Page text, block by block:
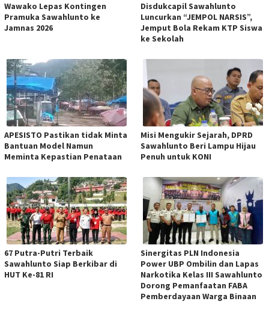
Wawako Lepas Kontingen
Pramuka Sawahlunto ke
Jamnas 2026
Disdukcapil Sawahlunto
Luncurkan “JEMPOL NARSIS”,
Jemput Bola Rekam KTP Siswa
ke Sekolah
APESISTO Pastikan tidak Minta
Bantuan Model Namun
Meminta Kepastian Penataan
Misi Mengukir Sejarah, DPRD
Sawahlunto Beri Lampu Hijau
Penuh untuk KONI
67 Putra-Putri Terbaik
Sawahlunto Siap Berkibar di
HUT Ke-81 RI
Sinergitas PLN Indonesia
Power UBP Ombilin dan Lapas
Narkotika Kelas III Sawahlunto
Dorong Pemanfaatan FABA
Pemberdayaan Warga Binaan